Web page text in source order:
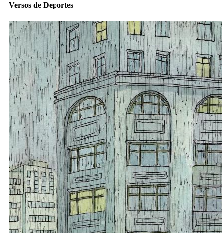
Versos de Deportes